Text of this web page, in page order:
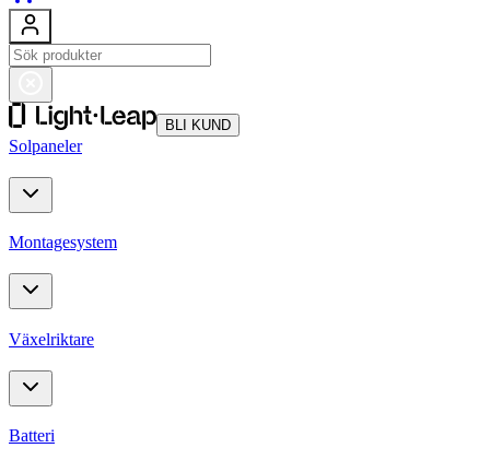
BLI KUND
Solpaneler
Montagesystem
Växelriktare
Batteri